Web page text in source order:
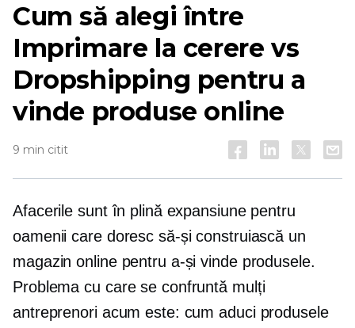
Cum să alegi între
Imprimare la cerere vs
Dropshipping pentru a
vinde produse online
9 min citit
Afacerile sunt în plină expansiune pentru
oamenii care doresc să-și construiască un
magazin online pentru a-și vinde produsele.
Problema cu care se confruntă mulți
antreprenori acum este: cum aduci produsele